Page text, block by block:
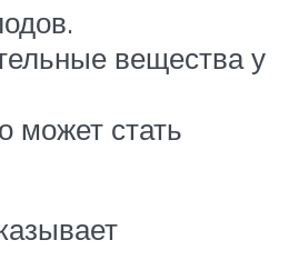
вещества у
может стать